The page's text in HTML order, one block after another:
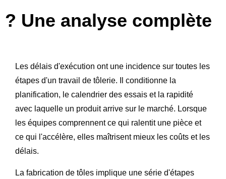
? Une analyse complète
Les délais d'exécution ont une incidence sur toutes les
étapes d'un travail de tôlerie. Il conditionne la
planification, le calendrier des essais et la rapidité
avec laquelle un produit arrive sur le marché. Lorsque
les équipes comprennent ce qui ralentit une pièce et
ce qui l'accélère, elles maîtrisent mieux les coûts et les
délais.
La fabrication de tôles implique une série d'étapes